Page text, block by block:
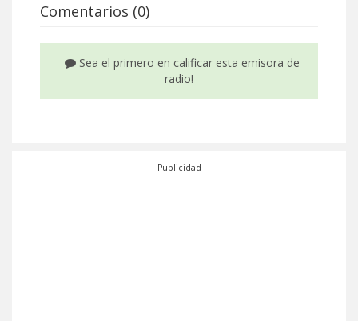
Comentarios (0)
Sea el primero en calificar esta emisora de
radio!
Publicidad